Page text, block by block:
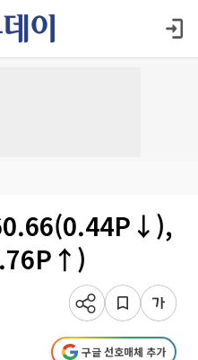
구글 선호매체 추가